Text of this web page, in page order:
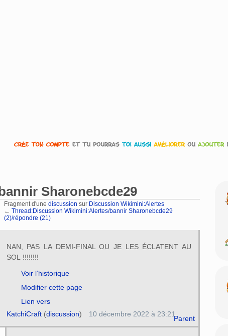
bannir Sharonebcde29
Fragment d'une discussion sur Discussion Wikimini:Alertes
← Thread:Discussion Wikimini:Alertes/bannir Sharonebcde29
(2)/répondre (21)
NAN, PAS LA DEMI-FINAL OU JE LES ÉCLATENT AU
SOL !!!!!!!!
Parent
Voir l’historique
Modifier cette page
Lien vers
KatchiCraft(discussion) 10 décembre 2022 à 23:21